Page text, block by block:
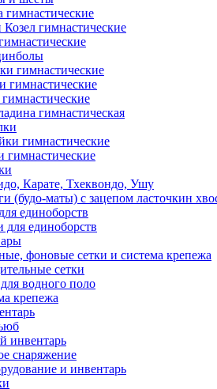
гимнастические
гимнастические
гимнастические
гимнастические
гимнастическая
гимнастические
гимнастические
Карате, Тхеквондо, Ушу
(будо-маты) с зацепом ласточкин
единоборств
для единоборств
фоновые сетки и система крепежа
сетки
водного поло
крепежа
инвентарь
снаряжение
и инвентарь